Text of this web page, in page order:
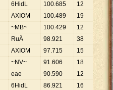
6HidL 100.685 12
AXIOM 100.489 19
~MB~ 100.429 12 8
RuÄ 98.921 38 2
AXIOM 97.715 15
~NV~ 91.606 18 5
eae 90.590 12
6HidL 86.921 16